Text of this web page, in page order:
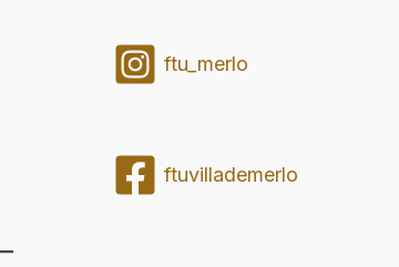
ftu_merlo
ftuvillademerlo